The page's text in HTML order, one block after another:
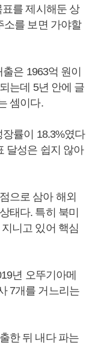
를 제시해둔 상
소를 보면 가야할
은 1963억 원이
는데 5년 안에 글
셈이다.
률이 18.3%였다
달성은 쉽지 않아
으로 삼아 해외
태다. 특히 북미
니고 있어 핵심
년 오뚜기아메
7개를 거느리는
한 뒤 내다 파는